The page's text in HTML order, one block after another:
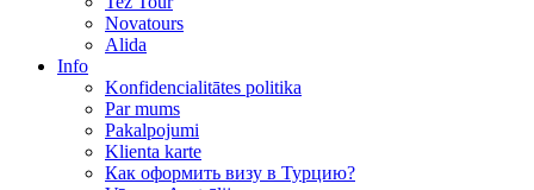
Novatours
Alida
Info
Konfidencialitātes politika
Par mums
Рakalpojumi
Klienta karte
Как оформить визу в Турцию?